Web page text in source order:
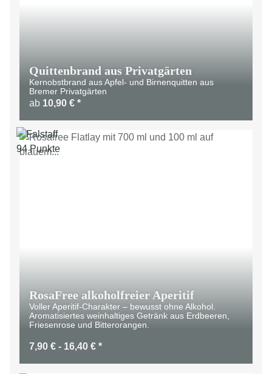
Quittenbrand aus Privatgärten
Kernobstbrand aus Apfel- und Birnenquitten aus
Bremer Privatgärten
ab 10,90 € *
RosaFree alkoholfreier Aperitif
Voller Aperitif-Charakter – bewusst ohne Alkohol.
Aromatisiertes weinhaltiges Getränk aus Erdbeeren,
Friesenrose und Bitterorangen.
7,90 € - 16,40 € *